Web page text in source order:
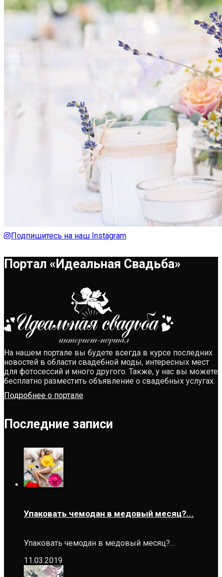
Подпишитесь на наш Instagram
Портал «Идеальная Свадьба»
На нашем портале вы будете всегда в курсе последних
новостей в области свадебной моды, интересных мест
для фотосессий и много другого. Также, у нас вы можете
бесплатно разместить объявление о свадебных услугах.
Подробнее о портале
Последние записи
Упаковать чемодан в медовый месяц?...
Упаковать чемодан в медовый месяц?…
11.03.2019